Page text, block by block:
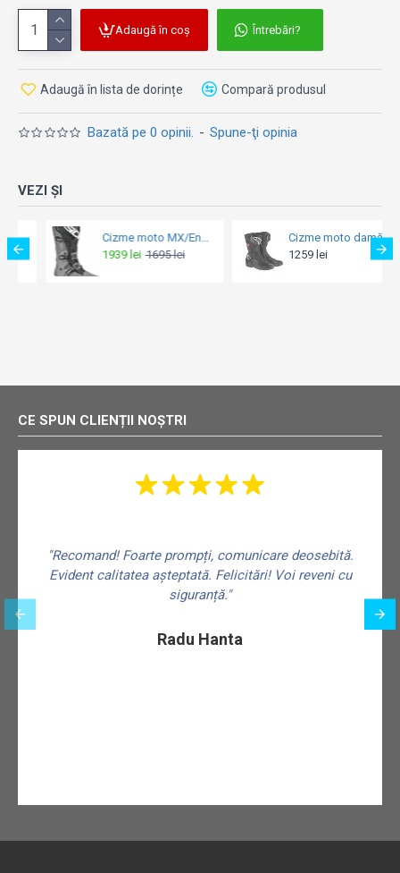
top
Bazată pe 0 opinii. - Spune-ţi opinia
Adaugă în coș Întrebări?
Adaugă în lista de dorințe Compară produsul
VEZI ȘI
Cizme moto MX/Enduro - Sidi Crossair Grey/Black 2024
1939 lei 1695 lei
Cizme moto damă Alpinestars Stella SMX-6 V2 Black/Fuchsia/White
1259 lei
CE SPUN CLIENȚII NOȘTRI
"Recomand! Foarte prompți, comunicare deosebită.
Evident calitatea așteptată. Felicitări! Voi reveni cu
siguranță."
Radu Hanta